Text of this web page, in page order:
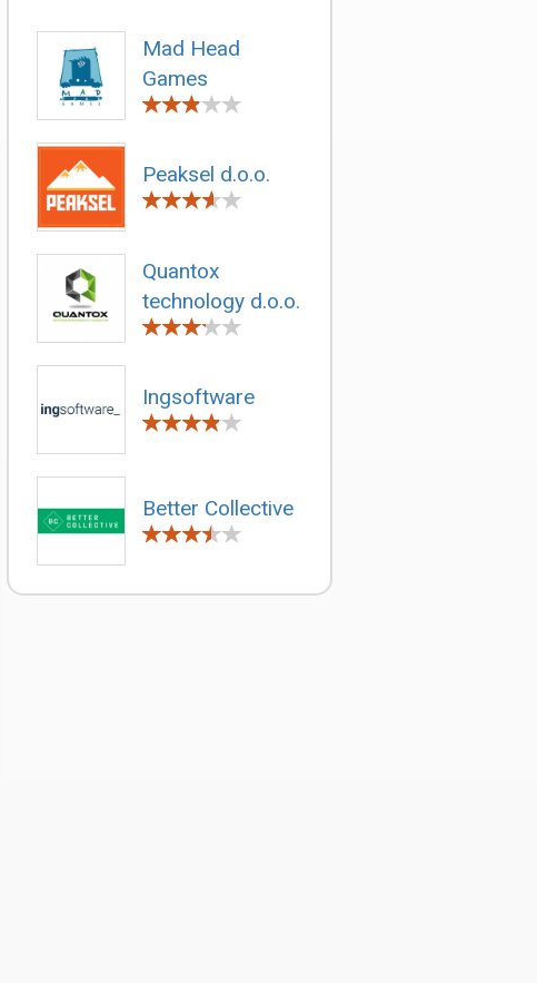
Mad Head
Games
Peaksel d.o.o.
Quantox
technology d.o.o.
Ingsoftware
Better Collective